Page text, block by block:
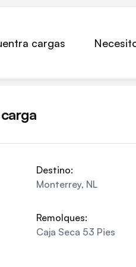
cargas
Destino:
Monterrey, NL
Remolques:
Caja Seca 53 Pies